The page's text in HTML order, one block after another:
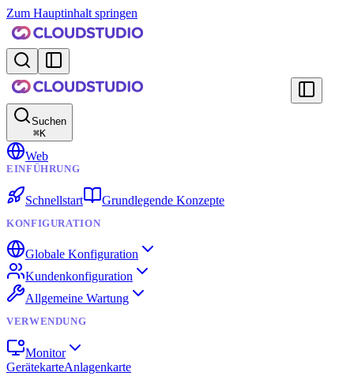
Zum Hauptinhalt springen
Suchen
⌘K
Web
EINFÜHRUNG
Schnellstart Grundlegende Konzepte
KONFIGURATION
Globale Konfiguration
Kundenkonfiguration
Allgemeine Wartung
VERWENDUNG
Monitor
GerätekarteAnlagenkarte